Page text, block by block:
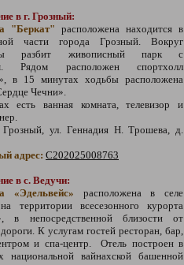
в г. Грозный:
"Беркат" расположена находится в
части города Грозный. Вокруг
разбит живописный парк с
Рядом расположен спортхолл
в 15 минутах ходьбы расположена
Чечни».
есть ванная комната, телевизор и
Грозный,ул. Геннадия Н. Трошева, д.
адрес: С202025008763
в с. Ведучи:
«Эдельвейс» расположена в селе
на территории всесезонного курорта
в непосредственной близости от
К услугам гостей ресторан, бар,
и спа-центр. Отель построен в
национальной вайнахской башенной